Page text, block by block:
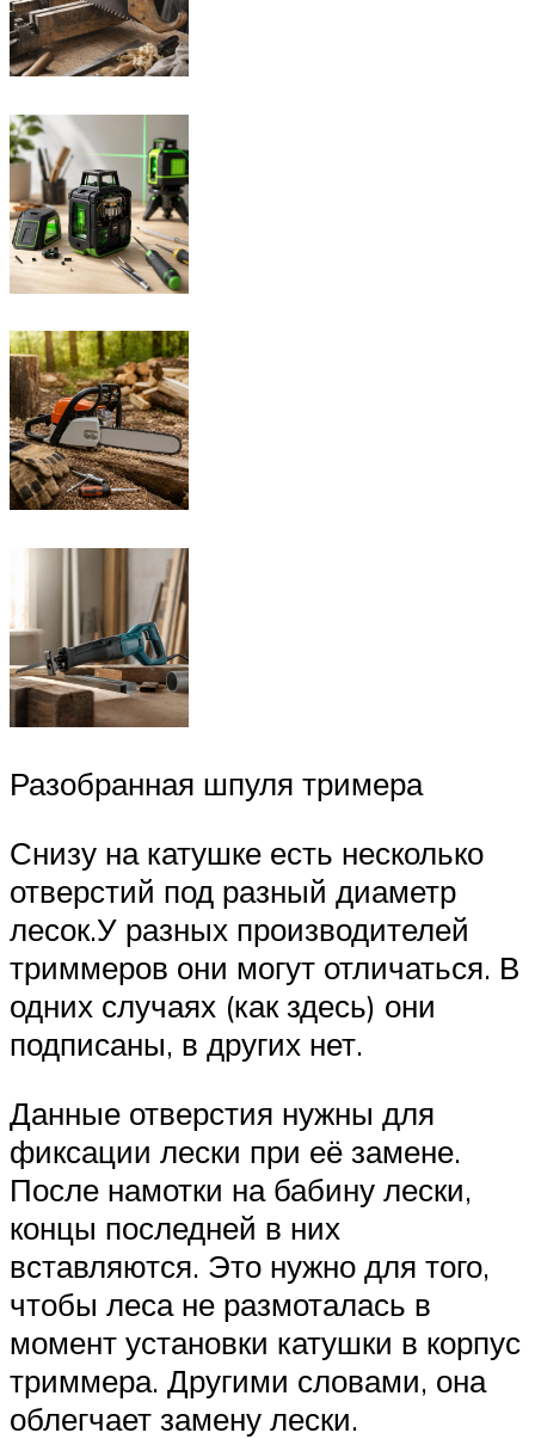
Разобранная шпуля тримера
Снизу на катушке есть несколько
отверстий под разный диаметр
лесок.У разных производителей
триммеров они могут отличаться. В
одних случаях (как здесь) они
подписаны, в других нет.
Данные отверстия нужны для
фиксации лески при её замене.
После намотки на бабину лески,
концы последней в них
вставляются. Это нужно для того,
чтобы леса не размоталась в
момент установки катушки в корпус
триммера. Другими словами, она
облегчает замену лески.